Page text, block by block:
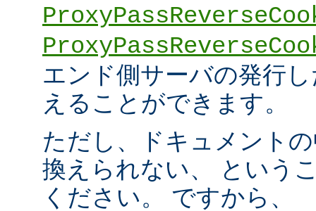
エンド側サーバの発行
えることができます。
ただし、ドキュメント
換えられない、 という
ください。 ですから、